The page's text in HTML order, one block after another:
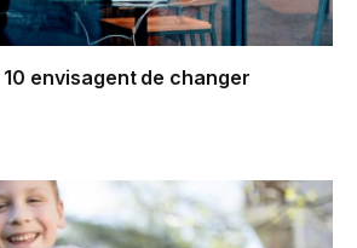
envisagent de changer